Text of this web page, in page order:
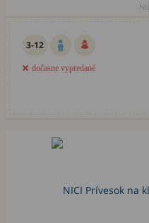
3-12
dočasne vypredané